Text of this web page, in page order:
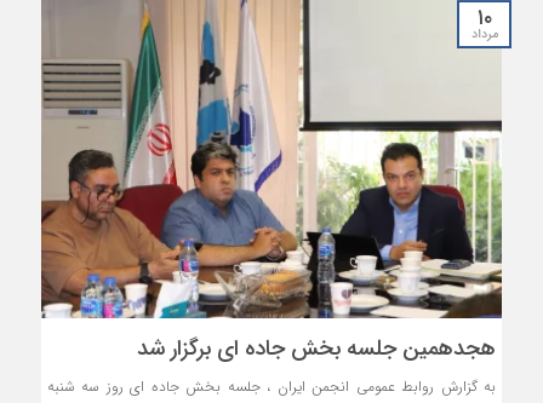
۱۰
مرداد
هجدهمین جلسه بخش جاده ای برگزار شد
به گزارش روابط عمومی انجمن ایران ، جلسه بخش جاده ای روز سه شنبه